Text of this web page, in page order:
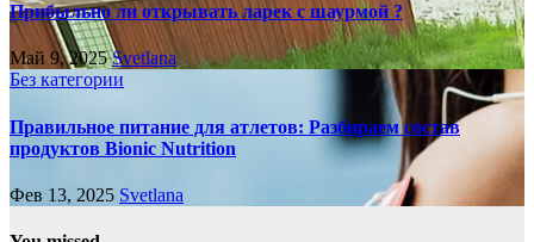
Прибыльно ли открывать ларек с шаурмой ?
Май 9, 2025Svetlana
Без категории
Правильное питание для атлетов: Разбираем состав
продуктов Bionic Nutrition
Фев 13, 2025 Svetlana